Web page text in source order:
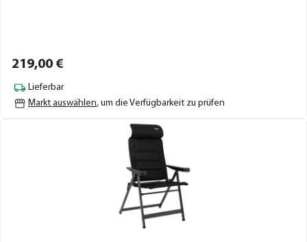
219,00 €
Lieferbar
Markt auswählen, um die Verfügbarkeit zu prüfen